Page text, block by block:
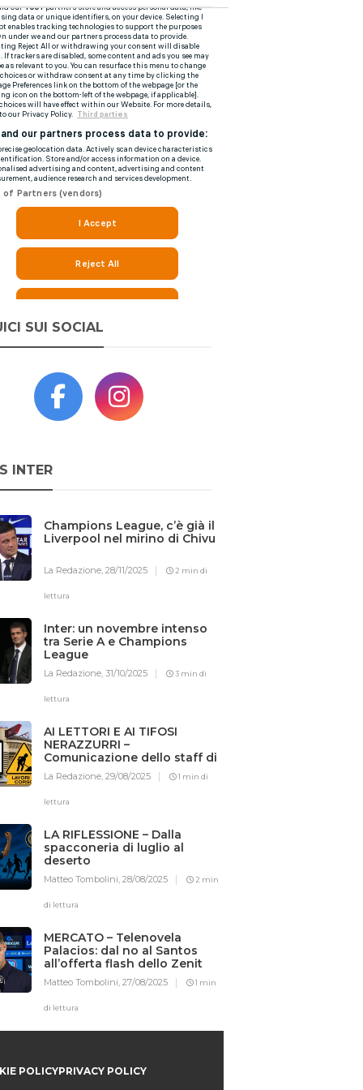
SUI SOCIAL
INTER
Champions League, c’è già il
Liverpool nel mirino di Chivu
La Redazione, 28/11/2025 2 min di
lettura
Inter: un novembre intenso
tra Serie A e Champions
League
La Redazione, 31/10/2025 3 min di
lettura
AI LETTORI E AI TIFOSI
NERAZZURRI –
Comunicazione dello staff di
Iotifointer.it
La Redazione, 29/08/2025 1 min di
lettura
LA RIFLESSIONE – Dalla
spacconeria di luglio al
deserto
Matteo Tombolini, 28/08/2025 2 min
di lettura
MERCATO – Telenovela
Palacios: dal no al Santos
all’offerta flash dello Zenit
Matteo Tombolini, 27/08/2025 1 min
di lettura
POLICYPRIVACY POLICY